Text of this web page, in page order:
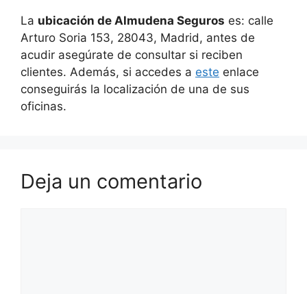
La ubicación de Almudena Seguros es: calle
Arturo Soria 153, 28043, Madrid, antes de
acudir asegúrate de consultar si reciben
clientes. Además, si accedes a este enlace
conseguirás la localización de una de sus
oficinas.
Deja un comentario